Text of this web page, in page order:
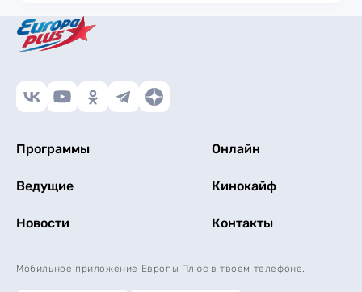
Программы Онлайн
Ведущие Кинокайф
Новости Контакты
Мобильное приложение Европы Плюс в твоем телефоне.